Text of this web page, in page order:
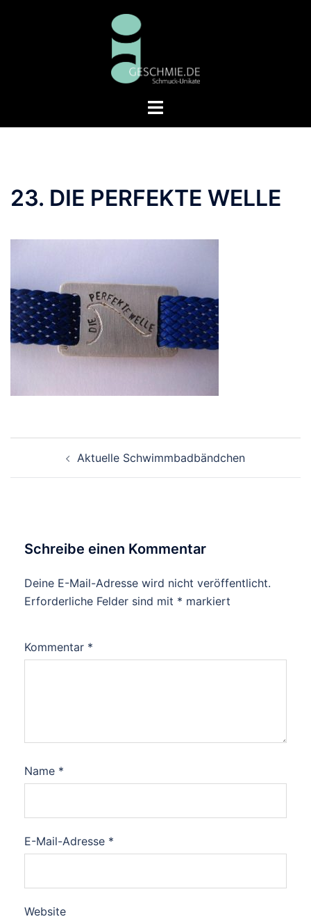
Menü
23. DIE PERFEKTE WELLE
Aktuelle Schwimmbadbändchen
Schreibe einen Kommentar
Deine E-Mail-Adresse wird nicht veröffentlicht.
Erforderliche Felder sind mit * markiert
Kommentar *
Name *
E-Mail-Adresse *
Website